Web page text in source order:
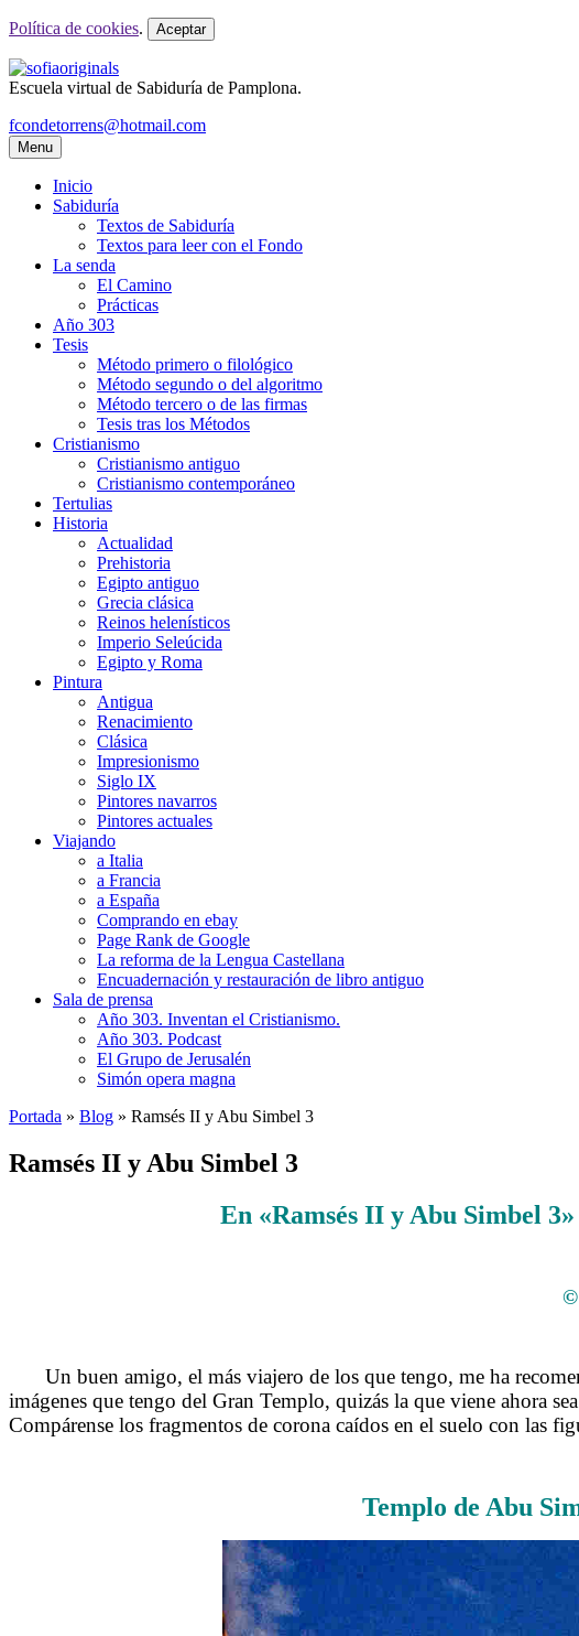
Política de cookies. Aceptar
Escuela virtual de Sabiduría de Pamplona.
fcondetorrens@hotmail.com
Menu
Inicio
Sabiduría
Textos de Sabiduría
Textos para leer con el Fondo
La senda
El Camino
Prácticas
Año 303
Tesis
Método primero o filológico
Método segundo o del algoritmo
Método tercero o de las firmas
Tesis tras los Métodos
Cristianismo
Cristianismo antiguo
Cristianismo contemporáneo
Tertulias
Historia
Actualidad
Prehistoria
Egipto antiguo
Grecia clásica
Reinos helenísticos
Imperio Seleúcida
Egipto y Roma
Pintura
Antigua
Renacimiento
Clásica
Impresionismo
Siglo IX
Pintores navarros
Pintores actuales
Viajando
a Italia
a Francia
a España
Comprando en ebay
Page Rank de Google
La reforma de la Lengua Castellana
Encuadernación y restauración de libro antiguo
Sala de prensa
Año 303. Inventan el Cristianismo.
Año 303. Podcast
El Grupo de Jerusalén
Simón opera magna
Portada » Blog » Ramsés II y Abu Simbel 3
Ramsés II y Abu Simbel 3
En «Ramsés II y Abu Simbel
©
Un buen amigo, el más viajero de los que tengo, me ha
imágenes que tengo del Gran Templo, quizás la que viene ahora
Compárense los fragmentos de corona caídos en el suelo con las
Templo de Abu